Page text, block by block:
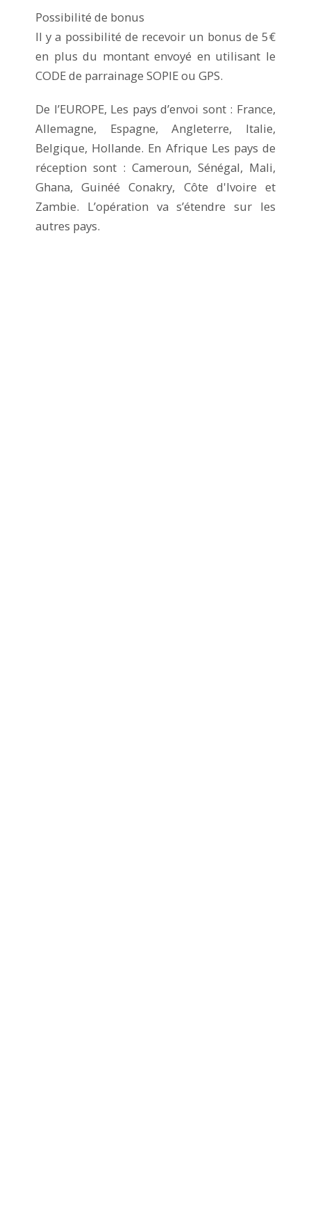
Possibilité de bonus
Il y a possibilité de recevoir un bonus de 5€
en plus du montant envoyé en utilisant le
CODE de parrainage SOPIE ou GPS.
De l’EUROPE, Les pays d’envoi sont : France,
Allemagne, Espagne, Angleterre, Italie,
Belgique, Hollande. En Afrique Les pays de
réception sont : Cameroun, Sénégal, Mali,
Ghana, Guinéé Conakry, Côte d'Ivoire et
Zambie. L’opération va s’étendre sur les
autres pays.